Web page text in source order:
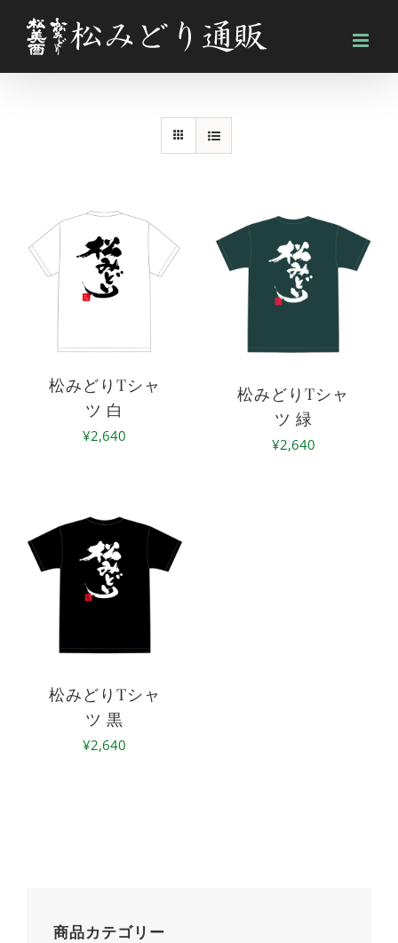
松みどりTシャ
ツ 白
¥2,640
松みどりTシャ
ツ 緑
¥2,640
松みどりTシャ
ツ 黒
¥2,640
商品カテゴリー